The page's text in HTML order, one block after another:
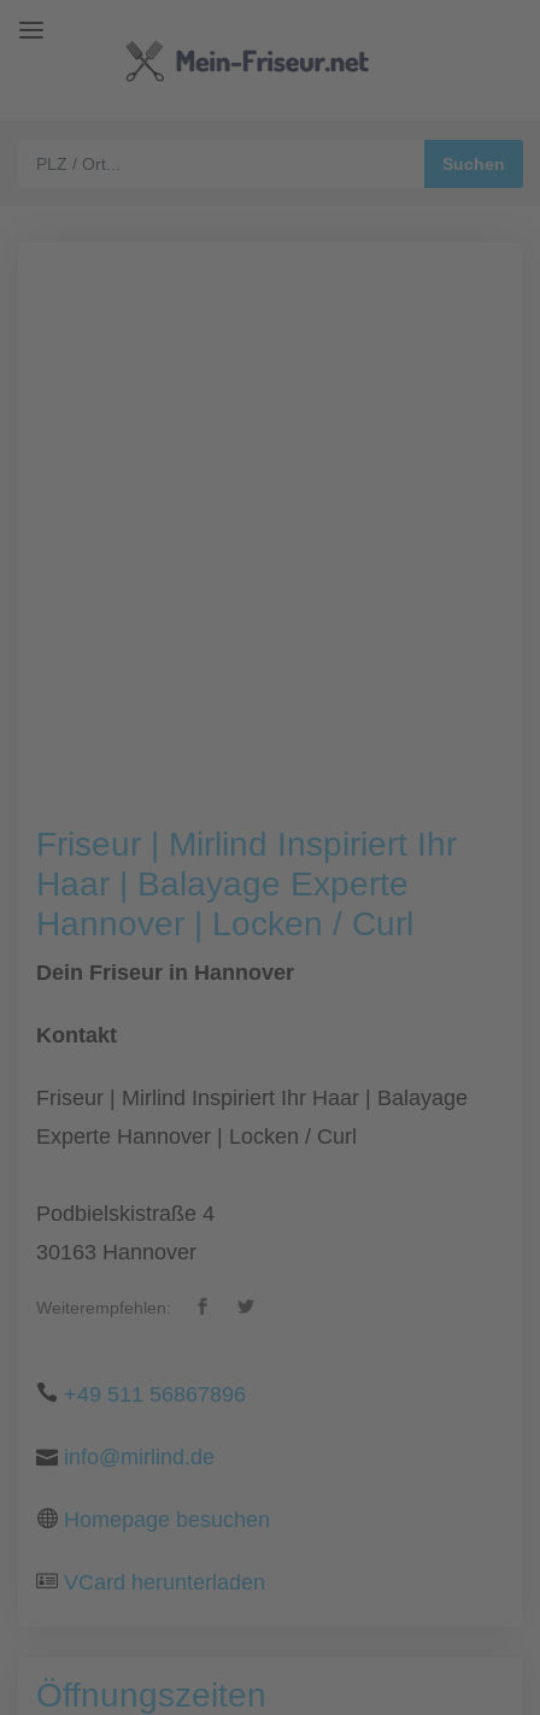
Friseur | Mirlind Inspiriert Ihr
Haar | Balayage Experte
Hannover | Locken / Curl
Dein Friseur in Hannover
Kontakt
Friseur | Mirlind Inspiriert Ihr Haar | Balayage
Experte Hannover | Locken / Curl
Podbielskistraße 4
30163 Hannover
Weiterempfehlen:
+49 511 56867896
info@mirlind.de
Homepage besuchen
VCard herunterladen
Öffnungszeiten